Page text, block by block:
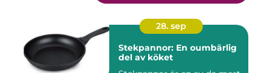
28. sep
Stekpannor: En oumbärlig
del av köket